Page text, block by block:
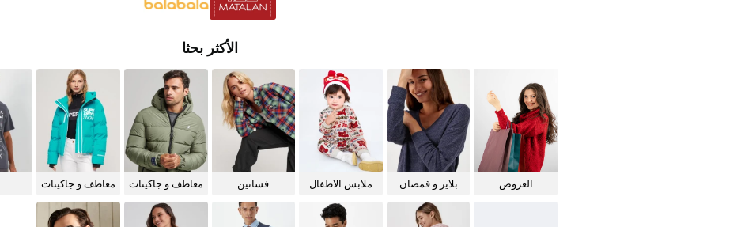
الأكثر بحثا
العروض
بلايز و قمصان
ملابس الاطفال فساتين
معاطف و جاكيتات
معاطف و جاكيتات